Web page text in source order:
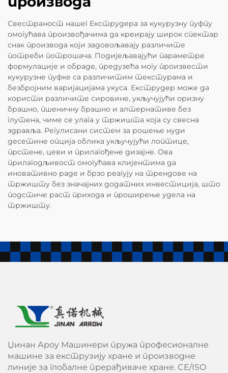
Свестраност нашег Екструдера за кукурузну пуфпу
омогућава произвођачима да креирају широк спектар
снак производа који задовољавају различите
потреби потрошача. Подијељавајући параметре
формулације и обраде, предузећа могу произвести
кукурузне пуфке са различитим текстурама и
безбројним варијацијама укуса. Екструдер може да
користи различите сировине, укључујући оризну
брашно, пшеничну брашно и алтернативе без
глутена, чиме се улага у тржишта која су свесна
здравља. Регулисани систем за рошење нуди
десетине опција облика укључујући лоптице,
прстене, цеви и прилагођене дизајне. Ова
прилагодљивост омогућава клијентима да
иновативно раде и брзо реагују на трендове на
тржишту без значајних додатних инвестиција, што
подстиче раст прихода и проширење удела на
тржишту.
Џинан Ароу Машинери пружа професионалне
машине за екструзију хране и производне
линије за глобалне прерађиваче хране. CE/ISO